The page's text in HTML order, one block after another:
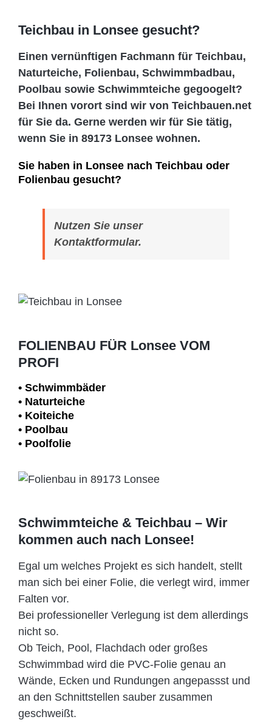
Teichbau in Lonsee gesucht?
Einen vernünftigen Fachmann für Teichbau,
Naturteiche, Folienbau, Schwimmbadbau,
Poolbau sowie Schwimmteiche gegoogelt?
Bei Ihnen vorort sind wir von Teichbauen.net
für Sie da. Gerne werden wir für Sie tätig,
wenn Sie in 89173 Lonsee wohnen.
Sie haben in Lonsee nach Teichbau oder
Folienbau gesucht?
Nutzen Sie unser
Kontaktformular.
FOLIENBAU FÜR Lonsee VOM
PROFI
• Schwimm­bäder
• Naturteiche
• Koiteiche
• Poolbau
• Poolfolie
Schwimmteiche & Teichbau – Wir
kommen auch nach Lonsee!
Egal um welches Projekt es sich handelt, stellt
man sich bei einer Folie, die verlegt wird, immer
Falten vor.
Bei professioneller Verlegung ist dem allerdings
nicht so.
Ob Teich, Pool, Flachdach oder großes
Schwimmbad wird die PVC-Folie genau an
Wände, Ecken und Rundungen angepassst und
an den Schnittstellen sauber zusammen
geschweißt.